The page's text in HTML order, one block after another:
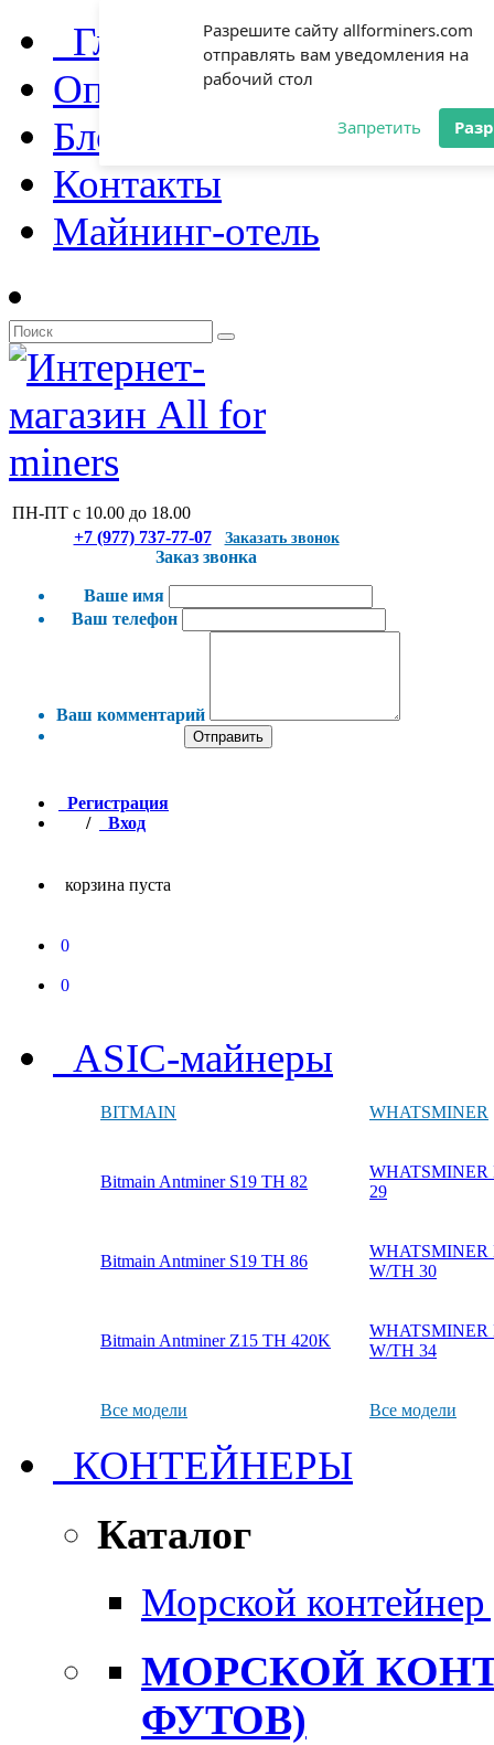
Разрешите сайту allforminers.com
отправлять вам уведомления на
рабочий стол
Запретить
Главная
Оплата и доставка
Блог
Контакты
Майнинг-отель
ПН-ПТ с 10.00 до 18.00
+7 (977) 737-77-07
Заказать звонок
Заказ звонка
Ваше имя
Ваш телефон
Ваш комментарий
Отправить
Регистрация
/
Вход
корзина пуста
0
0
ASIC-майнеры
BITMAIN WHATSMINER
Bitmain Antminer S19 TH 82
WHATSMINER
29
Bitmain Antminer S19 TH 86
WHATSMINER
W/TH 30
Bitmain Antminer Z15 TH 420K
WHATSMINER
W/TH 34
Все модели Все модели
КОНТЕЙНЕРЫ
Каталог
Морской
МОРСКОЙ
ФУТОВ)